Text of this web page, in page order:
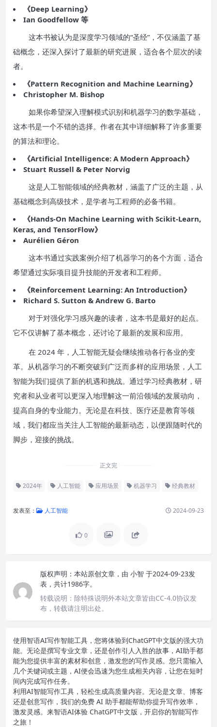
《Deep Learning》
Ian Goodfellow 等
这本书被认为是深度学习领域的“圣经”，不仅涵盖了基
础概念，还深入探讨了最新的研究进展，适合各个层次的读
者。
《Pattern Recognition and Machine Learning》
Christopher M. Bishop
如果你希望深入理解模式识别和机器学习的数学基础，
这本书是一个不错的选择。作者在其中详细解释了许多重要
的算法和理论。
《Artificial Intelligence: A Modern Approach》
Stuart Russell & Peter Norvig
这是人工智能领域的经典教材，涵盖了广泛的主题，从
基础概念到高级技术，是学者与工程师的必备书籍。
《Hands-On Machine Learning with Scikit-Learn,
Keras, and TensorFlow》
Aurélien Géron
这本书通过实践案例介绍了机器学习的各个方面，适合
希望通过实际项目提升技能的开发者和工程师。
《Reinforcement Learning: An Introduction》
Richard S. Sutton & Andrew G. Barto
对于对强化学习感兴趣的读者，这本书是最好的起点。
它不仅讲解了基本概念，还讨论了最新的发展和应用。
在 2024 年，人工智能无疑会继续推动各行各业的变
革。从机器学习的不断突破到广泛而多样的应用场景，人工
智能为我们提供了新的机遇和挑战。通过学习经典教材，研
究者和从业者可以更深入地理解这一前沿领域的发展动向，
提高自身的专业能力。无论是在科技、医疗还是教育等领
域，我们都应当关注人工智能的最新动态，以便跟随时代的
脚步，迎接的挑战。
正文完
2024年 人工智能 应用场景 机器学习 经典教材
发表至： 人工智能 2024-09-23
0
版权声明： 本站原创文章，由 小智 于2024-09-23发
表，共计1986字。
转载说明： 除特殊说明外本站文章皆由CC-4.0协议发
布，转载请注明出处。
使用智语AI写作智能工具，您将体验到ChatGPT中文版的强大功
能。无论是撰写专业文章，还是创作引人入胜的故事，AI助手都
能为您提供丰富的素材和创意，激发您的写作灵感。您只需输入
几个关键词或主题，AI便会迅速为您生成相关内容，让您在短时
间内完成写作任务。
利用AI智能写作工具，轻松生成高质量内容。无论是文章、博客
还是创意写作，我们的免费 AI 助手都能帮助你提升写作效率，
激发灵感。来智语AI体验 ChatGPT中文版 ，开启你的智能写作
之旅！